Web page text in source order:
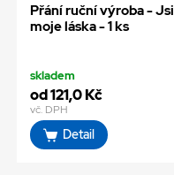
Přání ruční výroba - Jsi
moje láska - 1 ks
skladem
od 121,0 Kč
vč. DPH
Detail